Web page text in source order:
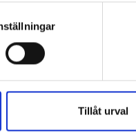
Tillåt urval
för
inte har
tolkar
och att ha en